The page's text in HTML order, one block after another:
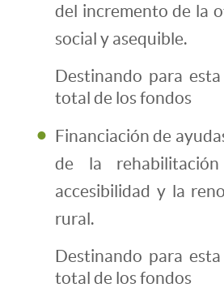
del incremento de la
social y asequible.
Destinando para
total de los fondos
Financiación de
de la
accesibilidad y la
rural.
Destinando para
total de los fondos